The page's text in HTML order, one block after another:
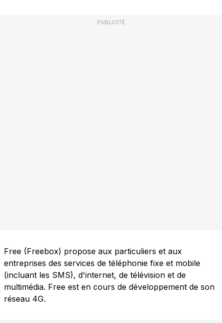
PUBLICITÉ
Free (Freebox) propose aux particuliers et aux
entreprises des services de téléphonie fixe et mobile
(incluant les SMS), d'internet, de télévision et de
multimédia. Free est en cours de développement de son
réseau 4G.